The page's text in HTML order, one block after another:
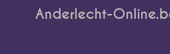
Anderlecht-